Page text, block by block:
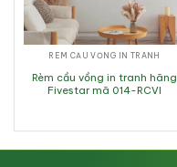
RÈM CẦU VỒNG IN TRANH
Rèm cầu vồng in tranh hãng
Fivestar mã 014-RCVI